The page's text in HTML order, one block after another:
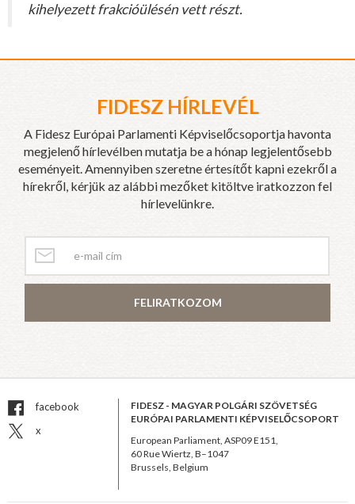
kihelyezett frakcióülésén vett részt.
FIDESZ HÍRLEVÉL
A Fidesz Európai Parlamenti Képviselőcsoportja havonta
megjelenő hírlevélben mutatja be a hónap legjelentősebb
eseményeit. Amennyiben szeretne értesítőt kapni ezekről a
hírekről, kérjük az alábbi mezőket kitöltve iratkozzon fel
hírlevelünkre.
FELIRATKOZOM
facebook
x
FIDESZ - MAGYAR POLGÁRI SZÖVETSÉG
EURÓPAI PARLAMENTI KÉPVISELŐCSOPORT
European Parliament, ASP09 E151,
60 Rue Wiertz, B–1047
Brussels, Belgium